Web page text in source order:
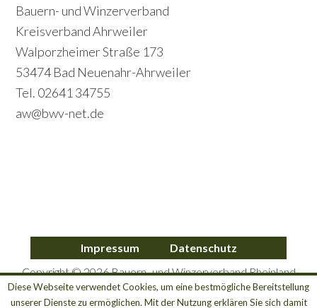
r
b
Footer
Bauern- und Winzerverband
Kreisverband Ahrweiler
Walporzheimer Straße 173
53474 Bad Neuenahr-Ahrweiler
Tel. 02641 34755
aw@bwv-net.de
Impressum
Datenschutz
Copyright © 2026 Bauern- und Winzerverband Rheinland
Nassau e.V. Kreisverband Ahrweiler
Diese Webseite verwendet Cookies, um eine bestmögliche Bereitstellung
unserer Dienste zu ermöglichen. Mit der Nutzung erklären Sie sich damit